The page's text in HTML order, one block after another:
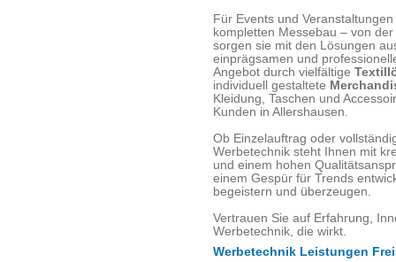
Für Events und
kompletten Messebau – von
sorgen sie mit den Lösungen
einprägsamen und
Angebot durch vielfältige
individuell gestaltete
Kleidung, Taschen und
Kunden in Allershausen.
Ob Einzelauftrag oder
Werbetechnik steht Ihnen mit
und einem hohen
einem Gespür für Trends
begeistern und überzeugen.
Vertrauen Sie auf Erfahrung,
Werbetechnik, die wirkt.
Werbetechnik Leistungen